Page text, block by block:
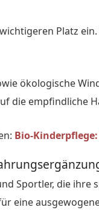
Platz
ökologische
die empfindliche
Bio-
Sportler, die
eine